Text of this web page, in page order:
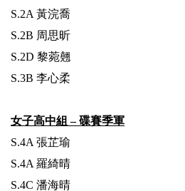
S.2A 黃浣喬
S.2B 周思昕
S.2D 黎菀翹
S.3B 李心柔
女子高中組 – 碟賽季軍
S.4A 張芷瑜
S.4A 羅綺晴
S.4C 潘海晴